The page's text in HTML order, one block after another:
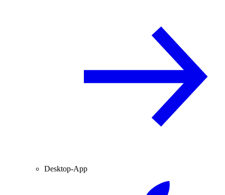
Desktop-App